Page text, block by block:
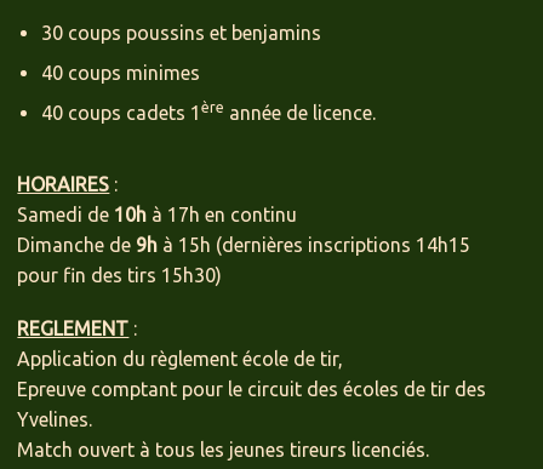
30 coups poussins et benjamins
40 coups minimes
40 coups cadets 1ère année de licence.
HORAIRES :
Samedi de 10h à 17h en continu
Dimanche de 9h à 15h (dernières inscriptions 14h15
pour fin des tirs 15h30)
REGLEMENT :
Application du règlement école de tir,
Epreuve comptant pour le circuit des écoles de tir des
Yvelines.
Match ouvert à tous les jeunes tireurs licenciés.